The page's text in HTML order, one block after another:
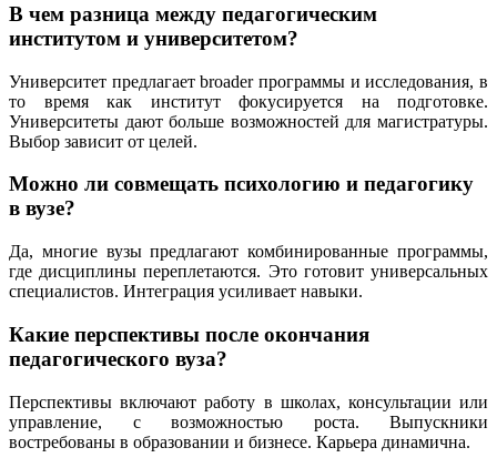
В чем разница между педагогическим
институтом и университетом?
Университет предлагает broader программы и исследования, в
то время как институт фокусируется на подготовке.
Университеты дают больше возможностей для магистратуры.
Выбор зависит от целей.
Можно ли совмещать психологию и педагогику
в вузе?
Да, многие вузы предлагают комбинированные программы,
где дисциплины переплетаются. Это готовит универсальных
специалистов. Интеграция усиливает навыки.
Какие перспективы после окончания
педагогического вуза?
Перспективы включают работу в школах, консультации или
управление, с возможностью роста. Выпускники
востребованы в образовании и бизнесе. Карьера динамична.